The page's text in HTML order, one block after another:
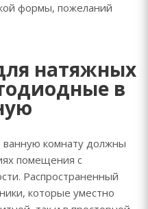
формы, пожеланий
натяжных
в
комнату должны
помещения с
Распространенный
которые уместно